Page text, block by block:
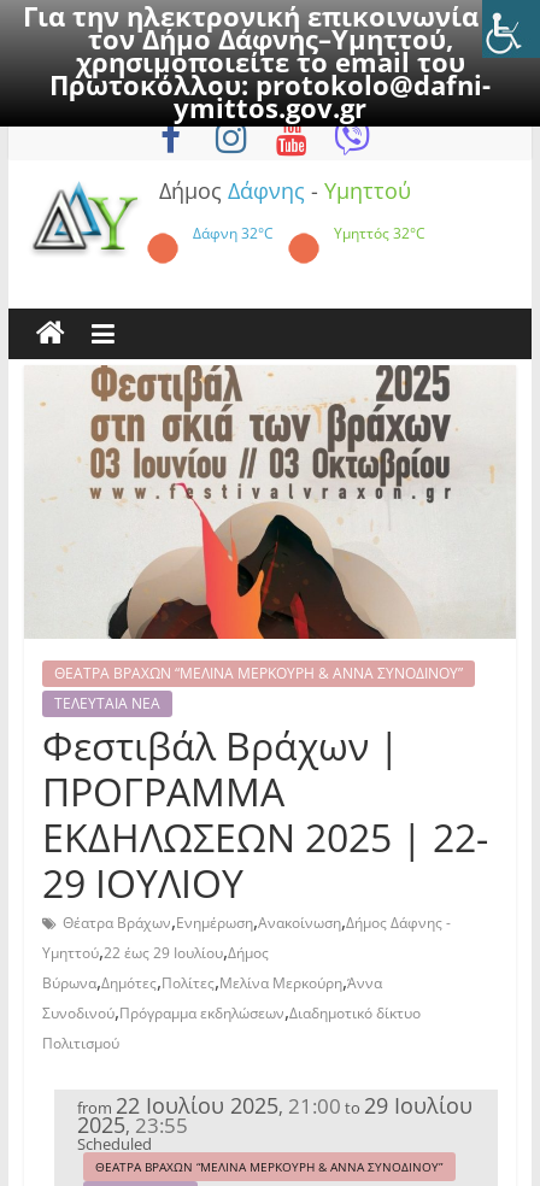
Για την ηλεκτρονική επικοινωνία με
τον Δήμο Δάφνης–Υμηττού,
χρησιμοποιείτε το email του
Πρωτοκόλλου:protokolo@dafni-
ymittos.gov.gr
to
Σάββατο, 8 Αυγούστου 2026
Δήμος Δάφνης - Υμηττού
Δάφνη32°C Υμηττός32°C
ΘΕΑΤΡΑ ΒΡΑΧΩΝ “ΜΕΛΙΝΑ ΜΕΡΚΟΥΡΗ & ΑΝΝΑ ΣΥΝΟΔΙΝΟΥ”
ΤΕΛΕΥΤΑΙΑ ΝΕΑ
Φεστιβάλ Βράχων |
ΠΡΟΓΡΑΜΜΑ
ΕΚΔΗΛΩΣΕΩΝ 2025 | 22-
29 IOYΛΙΟΥ
Θέατρα Βράχων,Ενημέρωση,Ανακοίνωση,Δήμος Δάφνης -
Υμηττού,22 έως 29 Ιουλίου,Δήμος
Βύρωνα,Δημότες,Πολίτες,Μελίνα Μερκούρη,Άννα
Συνοδινού,Πρόγραμμα εκδηλώσεων,Διαδημοτικό δίκτυο
Πολιτισμού
from 22 Ιουλίου 2025, 21:00 to 29 Ιουλίου
2025, 23:55
Scheduled
ΘΕΑΤΡΑ ΒΡΑΧΩΝ “ΜΕΛΙΝΑ ΜΕΡΚΟΥΡΗ & ΑΝΝΑ ΣΥΝΟΔΙΝΟΥ”